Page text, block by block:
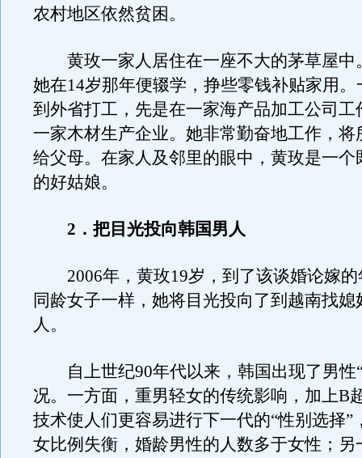
农村地区依然贫困。
黄玫一家人居住在一座不大的茅草屋中
她在14岁那年便辍学，挣些零钱补贴家用
到外省打工，先是在一家海产品加工公司工
一家木材生产企业。她非常勤奋地工作，将
给父母。在家人及邻里的眼中，黄玫是一个
的好姑娘。
2．把目光投向韩国男人
2006年，黄玫19岁，到了该谈婚论嫁的
同龄女子一样，她将目光投向了到越南找媳
人。
自上世纪90年代以来，韩国出现了男性
况。一方面，重男轻女的传统影响，加上B
技术使人们更容易进行下一代的“性别选择”
女比例失衡，婚龄男性的人数多于女性；另